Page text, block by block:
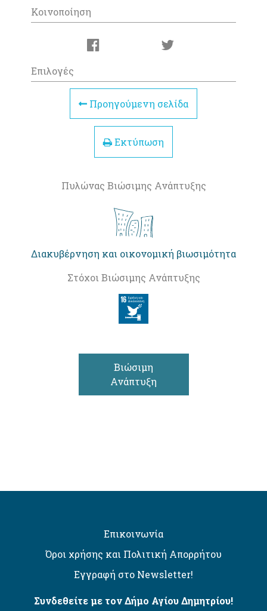
Κοινοποίηση
Επιλογές
Προηγούμενη σελίδα
Εκτύπωση
Πυλώνας Βιώσιμης Ανάπτυξης
Διακυβέρνηση και οικονομική βιωσιμότητα
Στόχοι Βιώσιμης Ανάπτυξης
Βιώσιμη
Ανάπτυξη
Επικοινωνία
Όροι χρήσης και Πολιτική Απορρήτου
Εγγραφή στο Newsletter!
Συνδεθείτε με τον Δήμο Αγίου Δημητρίου!